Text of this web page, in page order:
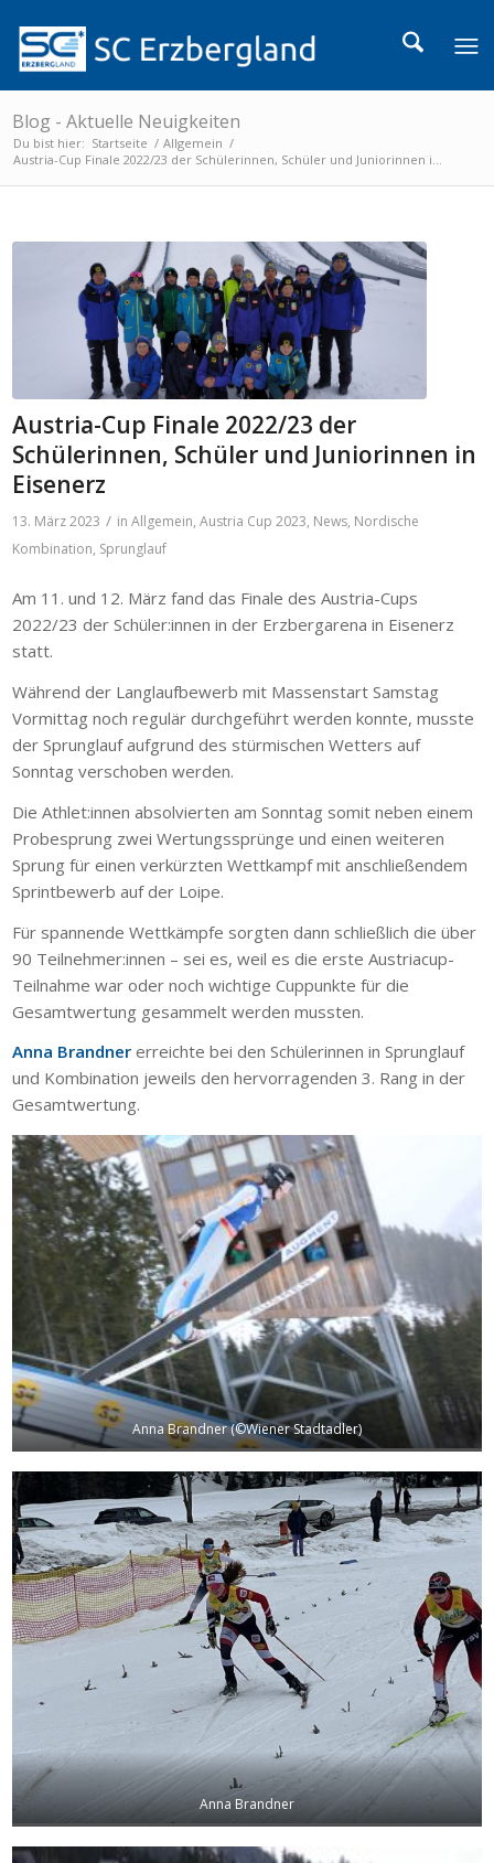
Blog - Aktuelle Neuigkeiten
Du bist hier: Startseite / Allgemein /
Austria-Cup Finale 2022/23 der Schülerinnen, Schüler und Juniorinnen i...
Austria-Cup Finale 2022/23 der
Schülerinnen, Schüler und Juniorinnen in
Eisenerz
13. März 2023 / inAllgemein,Austria Cup 2023, News, Nordische
Kombination, Sprunglauf
Am 11. und 12. März fand das Finale des Austria-Cups
2022/23 der Schüler:innen in der Erzbergarena in Eisenerz
statt.
Während der Langlaufbewerb mit Massenstart Samstag
Vormittag noch regulär durchgeführt werden konnte, musste
der Sprunglauf aufgrund des stürmischen Wetters auf
Sonntag verschoben werden.
Die Athlet:innen absolvierten am Sonntag somit neben einem
Probesprung zwei Wertungssprünge und einen weiteren
Sprung für einen verkürzten Wettkampf mit anschließendem
Sprintbewerb auf der Loipe.
Für spannende Wettkämpfe sorgten dann schließlich die über
90 Teilnehmer:innen – sei es, weil es die erste Austriacup-
Teilnahme war oder noch wichtige Cuppunkte für die
Gesamtwertung gesammelt werden mussten.
Anna Brandner erreichte bei den Schülerinnen in Sprunglauf
und Kombination jeweils den hervorragenden 3. Rang in der
Gesamtwertung.
Anna Brandner (©Wiener Stadtadler)
Anna Brandner